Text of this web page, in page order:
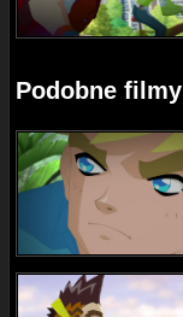
Podobne filmy